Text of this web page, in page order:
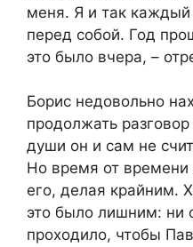
меня. Я и так
перед собой. Год
это было вчера, –
Борис недовольно
продолжать
души он и сам не
Но время от времени
его, делая крайним.
это было лишним: ни
проходило, чтобы